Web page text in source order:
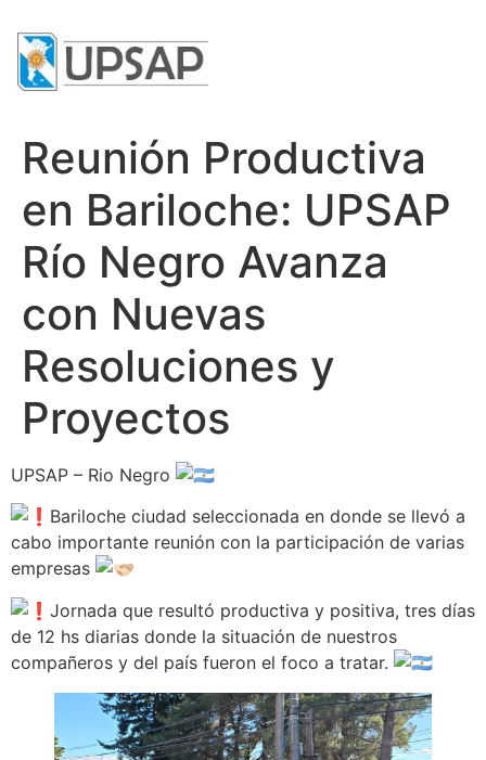
Reunión Productiva
en Bariloche: UPSAP
Río Negro Avanza
con Nuevas
Resoluciones y
Proyectos
UPSAP – Rio Negro
Bariloche ciudad seleccionada en donde se llevó a
cabo importante reunión con la participación de varias
empresas
Jornada que resultó productiva y positiva, tres días
de 12 hs diarias donde la situación de nuestros
compañeros y del país fueron el foco a tratar.